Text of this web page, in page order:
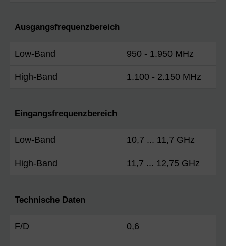
Ausgangsfrequenzbereich
Low-Band 950 - 1.950 MHz
High-Band 1.100 - 2.150 MHz
Eingangsfrequenzbereich
Low-Band 10,7 ... 11,7 GHz
High-Band 11,7 ... 12,75 GHz
Technische Daten
F/D 0,6